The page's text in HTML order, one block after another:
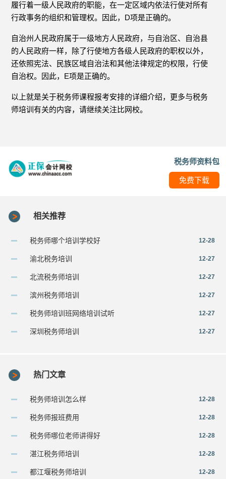
履行着一级人民政府的职能，在一定区域内依法行使对所有
行政事务的组织和管理权。因此，D项是正确的。
自治州人民政府属于一级地方人民政府，与自治区、自治县
的人民政府一样，除了行使地方各级人民政府的职权以外，
还依照宪法、民族区域自治法和其他法律规定的权限，行使
自治权。因此，E项是正确的。
以上就是关于税务师课程报考安排的详细介绍，更多与税务
师培训有关的内容，请继续关注比网校。
税务师资料包
免费下载
相关推荐
税务师哪个培训学校好 12-28
渝北税务培训 12-27
北流税务师培训 12-27
滨州税务师培训 12-27
税务师培训班网络培训试听 12-27
深圳税务师培训 12-27
热门文章
税务师培训怎么样 12-28
税务师报班费用 12-28
税务师哪位老师讲得好 12-28
湛江税务师培训 12-28
都江堰税务师培训 12-28